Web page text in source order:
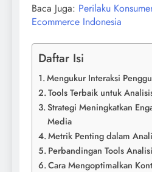
Baca Juga: Perilaku
Ecommerce Indonesia
Daftar Isi
Mengukur Interaksi
Tools Terbaik untuk
Strategi Meningkatkan
Media
Metrik Penting dalam
Perbandingan Tools
Cara Mengoptimalkan